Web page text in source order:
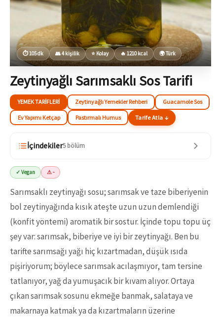
⏱ 105 dk 👥 4 kişilik ⭐ Kolay 🔥 1210 kcal 🌍 Türk
Zeytinyağlı Sarımsaklı Sos Tarifi
YEMEK TARIFLERI Zeytinyağlı Yemekler Rehberi Guacamole Sos
Ev Yapımı Ketçap Pastırmalı Humus Tarife Atla ↓
İçindekiler5 bölüm
✓ Vegan ⚠ -
Sarımsaklı zeytinyağı sosu; sarımsak ve taze biberiyenin
bol zeytinyağında kısık ateşte uzun uzun demlendiği
(konfit yöntemi) aromatik bir sostur. İçinde topu topu üç
şey var: sarımsak, biberiye ve iyi bir zeytinyağı. Ben bu
tarifte sarımsağı yağı hiç kızartmadan, düşük ısıda
pişiriyorum; böylece sarımsak acılaşmıyor, tam tersine
tatlanıyor, yağ da yumuşacık bir kıvam alıyor. Ortaya
çıkan sarımsak sosunu ekmeğe banmak, salataya ve
makarnaya katmak ya da kızartmaların üzerine